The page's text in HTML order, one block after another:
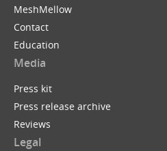
MeshMellow
Contact
Education
Media
Press kit
Press release archive
Reviews
Legal